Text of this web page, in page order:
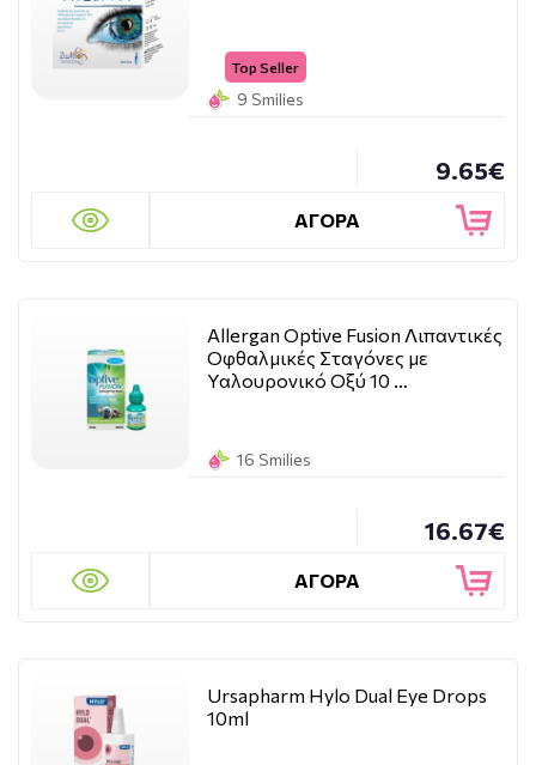
Top Seller
9 Smilies
9.65€
ΑΓΟΡΑ
Allergan Optive Fusion Λιπαντικές
Οφθαλμικές Σταγόνες με
Υαλουρονικό Οξύ 10 …
16 Smilies
16.67€
ΑΓΟΡΑ
Ursapharm Hylo Dual Eye Drops
10ml